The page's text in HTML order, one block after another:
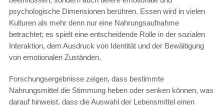
psychologische Dimensionen berühren. Essen wird in vielen
Kulturen als mehr denn nur eine Nahrungsaufnahme
betrachtet; es spielt eine entscheidende Rolle in der sozialen
Interaktion, dem Ausdruck von Identität und der Bewältigung
von emotionalen Zuständen.
Forschungsergebnisse zeigen, dass bestimmte
Nahrungsmittel die Stimmung heben oder senken können, was
darauf hinweist, dass die Auswahl der Lebensmittel einen